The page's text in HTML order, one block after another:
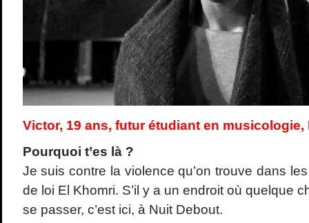
Victor, 19 ans, futur étudiant en musicologie,
Pourquoi t’es là ?
Je suis contre la violence qu’on trouve dans
de loi El Khomri. S’il y a un endroit où quelque
se passer, c’est ici, à Nuit Debout.